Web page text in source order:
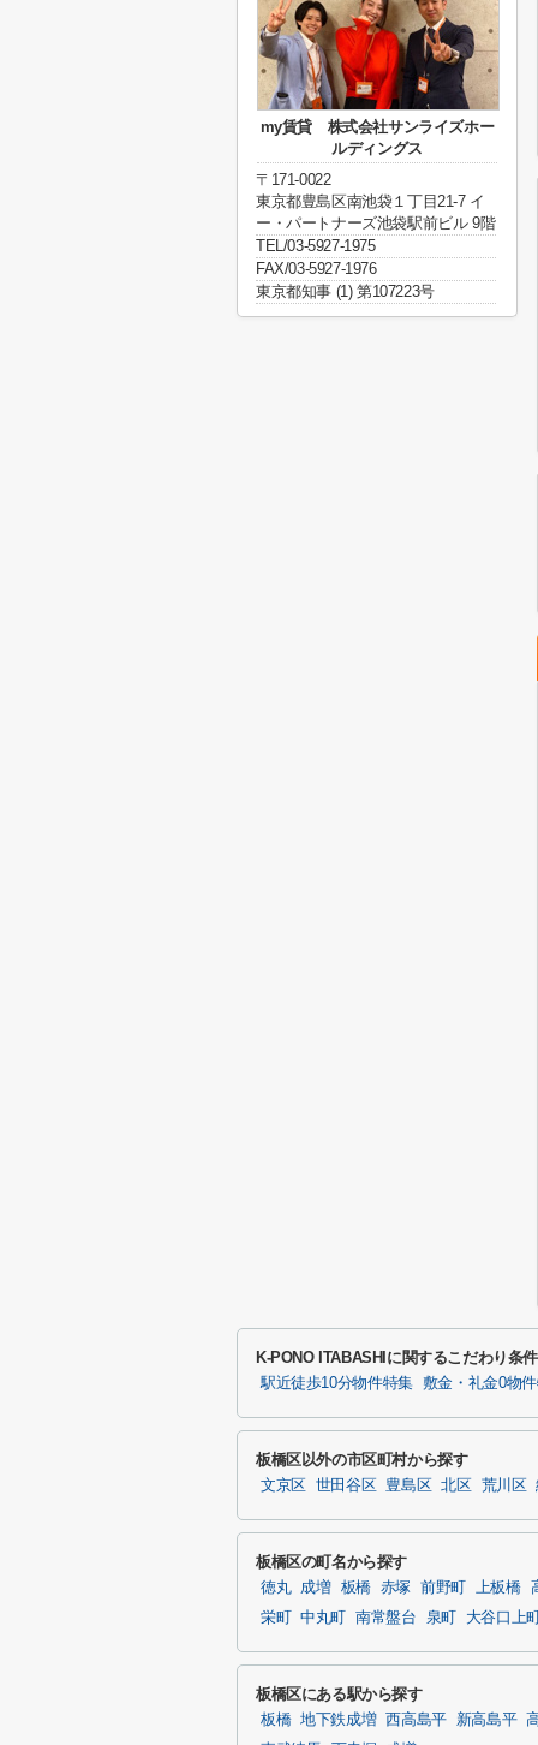
my賃貸 株式会社サンライズホー
ルディングス
〒171-0022
東京都豊島区南池袋１丁目21-7 イ
ー・パートナーズ池袋駅前ビル 9階
TEL/03-5927-1975
FAX/03-5927-1976
東京都知事 (1) 第107223号
K-PONO ITABASHIに関するこだわり条
駅近徒歩10分物件特集 敷金・礼金0物
板橋区以外の市区町村から探す
文京区 世田谷区 豊島区 北区 荒川区
板橋区の町名から探す
徳丸 成増 板橋 赤塚 前野町 上板橋
栄町
中丸町 南常盤台 泉町 大谷口上
板橋区にある駅から探す
板橋 地下鉄成増 西高島平 新高島平